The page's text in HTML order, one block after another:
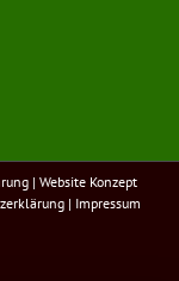
| Website Konzept
| Impressum